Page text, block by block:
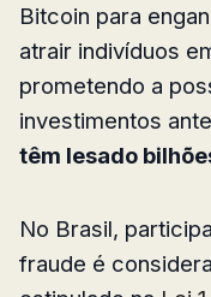
Bitcoin para
atrair indivíduos
prometendo a
investimentos
têm lesado
No Brasil,
fraude é